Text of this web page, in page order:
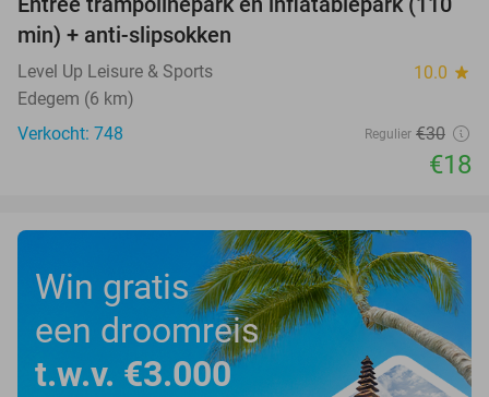
40%
min) + anti-slipsokken
Level Up Leisure & Sports 10.0 star
Edegem (6 km)
Verkocht: 748
Regulier €30
€18
Win gratis
een droomreis
t.w.v. €3.000